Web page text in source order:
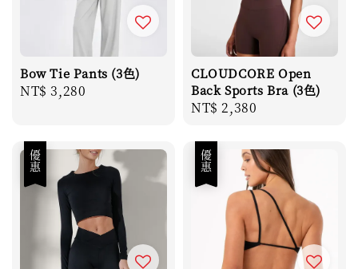
Bow Tie Pants (3色)
Regular
NT$ 3,280
CLOUDCORE Open
Back Sports Bra (3色)
Regular
NT$ 2,380
優惠 優惠